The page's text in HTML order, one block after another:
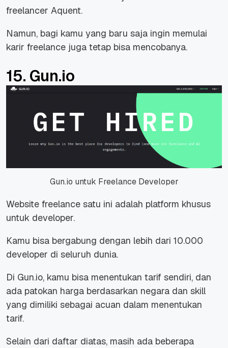
freelancer Aquent.
Namun, bagi kamu yang baru saja ingin memulai
karir freelance juga tetap bisa mencobanya.
15. Gun.io
Gun.io untuk Freelance Developer
Website freelance satu ini adalah platform khusus
untuk developer.
Kamu bisa bergabung dengan lebih dari 10.000
developer di seluruh dunia.
Di Gun.io, kamu bisa menentukan tarif sendiri, dan
ada patokan harga berdasarkan negara dan skill
yang dimiliki sebagai acuan dalam menentukan
tarif.
Selain dari daftar diatas, masih ada beberapa